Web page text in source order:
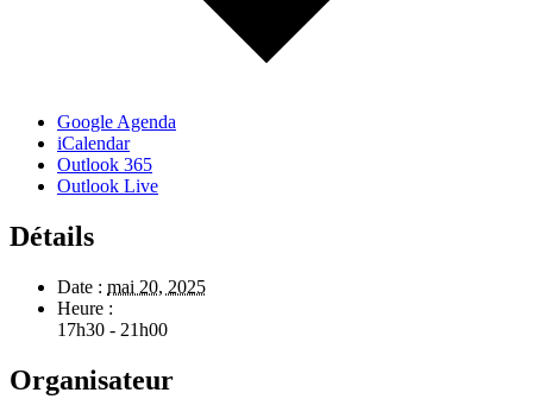
Google Agenda
iCalendar
Outlook 365
Outlook Live
Détails
Date : mai 20, 2025
Heure :
17h30 - 21h00
Organisateur